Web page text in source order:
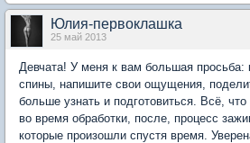
Юлия-первоклашка
25 май 2013
Девчата! У меня к вам большая просьба:
спины, напишите свои ощущения,
больше узнать и подготовиться. Всё,
во время обработки, после, процесс
которые произошли спустя время.